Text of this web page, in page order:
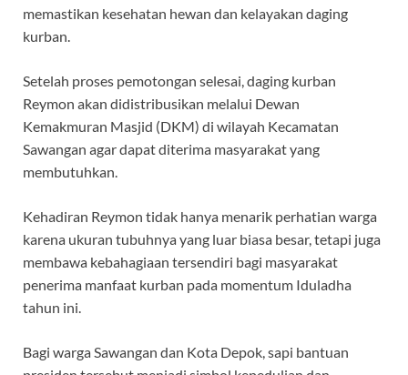
memastikan kesehatan hewan dan kelayakan daging
kurban.
Setelah proses pemotongan selesai, daging kurban
Reymon akan didistribusikan melalui Dewan
Kemakmuran Masjid (DKM) di wilayah Kecamatan
Sawangan agar dapat diterima masyarakat yang
membutuhkan.
Kehadiran Reymon tidak hanya menarik perhatian warga
karena ukuran tubuhnya yang luar biasa besar, tetapi juga
membawa kebahagiaan tersendiri bagi masyarakat
penerima manfaat kurban pada momentum Iduladha
tahun ini.
Bagi warga Sawangan dan Kota Depok, sapi bantuan